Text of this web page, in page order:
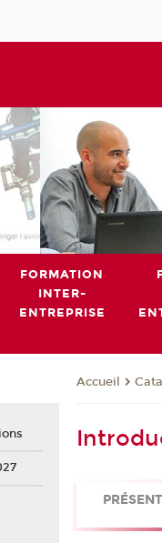
FORMATION
INTER-
ENTREPRISE
Accueil